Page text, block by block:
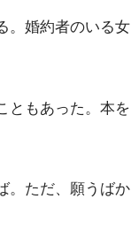
。婚約者のいる女
ともあった。本を
。ただ、願うばか